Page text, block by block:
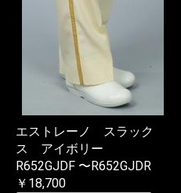
エストレーノ スラック
ス アイボリー
R652GJDF 〜R652GJDR
￥18,700